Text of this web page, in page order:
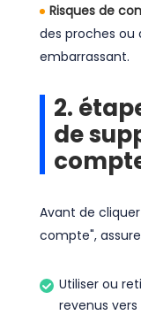
Risques de
des proches ou
embarrassant.
2.
de
Avant de
compte",
Utiliser ou
revenus